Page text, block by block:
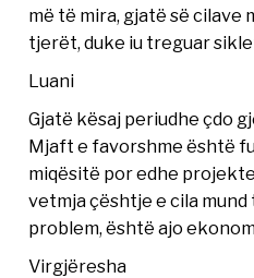
më të mira, gjatë së cilave
tjerët, duke iu treguar
Luani
Gjatë kësaj periudhe çdo
Mjaft e favorshme është
miqësitë por edhe
vetmja çështje e cila mund
problem, është ajo
Virgjëresha